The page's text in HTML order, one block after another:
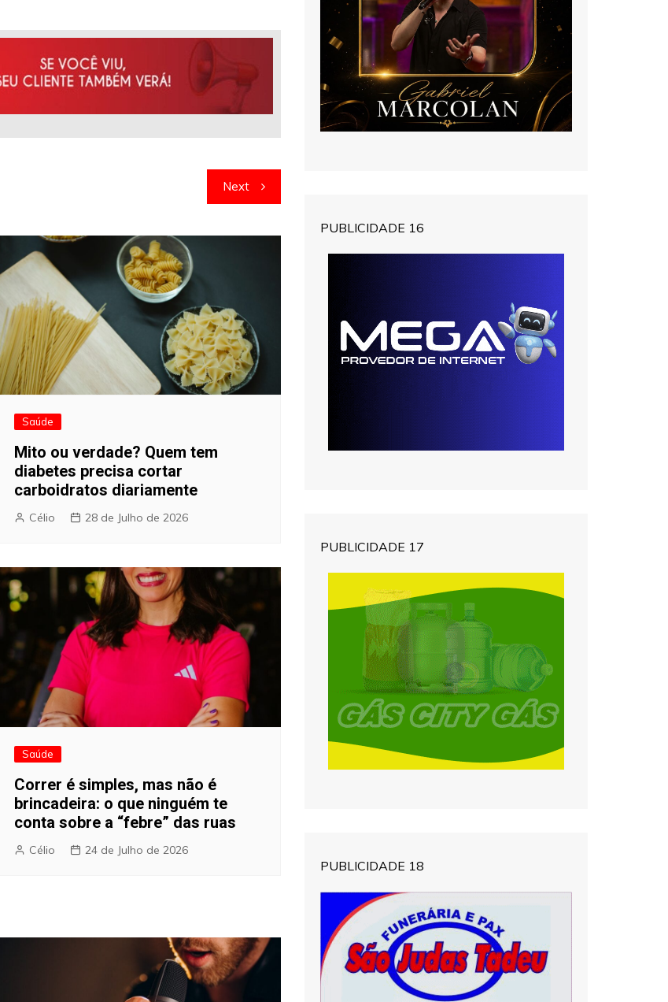
Next
Saúde
Mito ou verdade? Quem tem
diabetes precisa cortar
carboidratos diariamente
Célio 28 de Julho de 2026
Saúde
Correr é simples, mas não é
brincadeira: o que ninguém te
conta sobre a “febre” das ruas
Célio 24 de Julho de 2026
PUBLICIDADE 16
PUBLICIDADE 17
PUBLICIDADE 18